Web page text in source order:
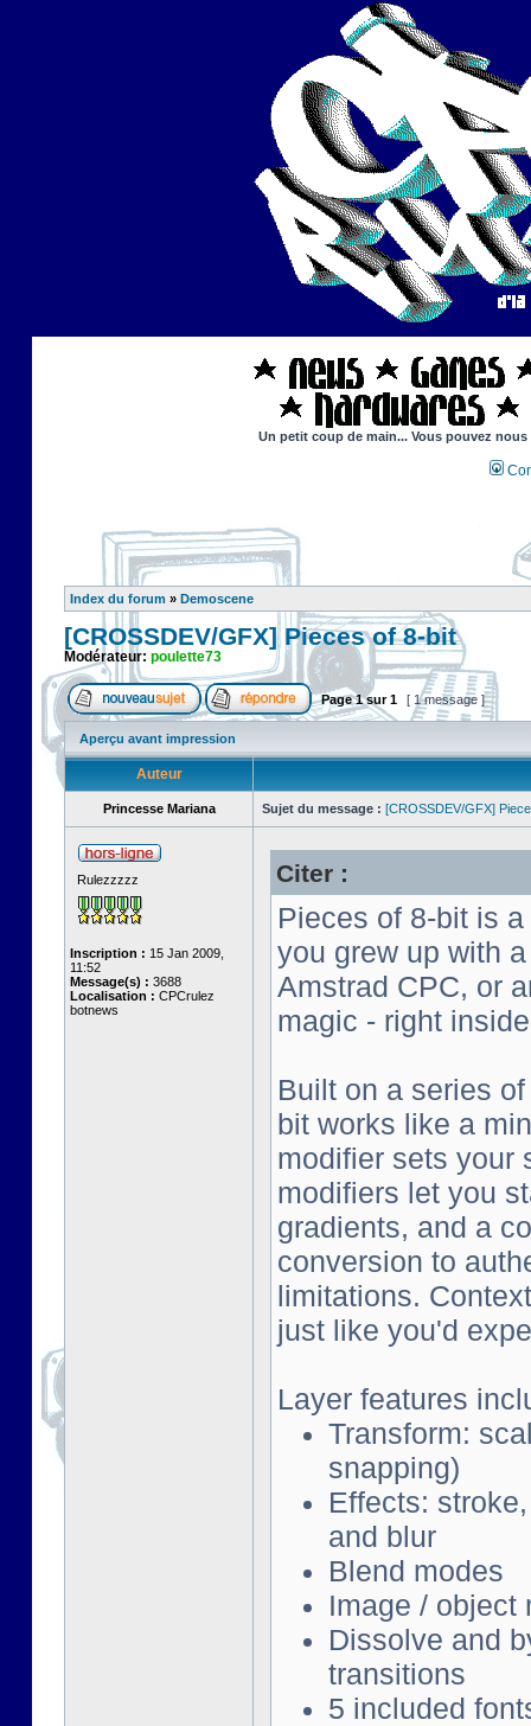
Un petit coup de main... Vous pouvez
Index du forum » Demoscene
[CROSSDEV/GFX] Pieces of 8-bit
Modérateur: poulette73
Page1sur1 [ 1 message ]
Aperçu avant impression
Auteur
Princesse Mariana Sujet du message : [CROSSDEV/GFX]
Rulezzzzz
Inscription : 15 Jan 2009,
11:52
Message(s) : 3688
Localisation : CPCrulez
botnews
Citer :
Pieces of 8-bit is
you grew up with
Amstrad CPC, or
magic - right
Built on a series
bit works like a
modifier sets your
modifiers let you
gradients, and a
conversion to
limitations.
just like you'd
Layer features
Transform:
snapping)
Effects:
and blur
Blend modes
Image / object
Dissolve and
transitions
5 included